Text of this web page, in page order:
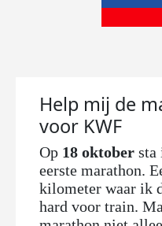
Help mij de
voor KWF
Op 18 oktober sta
eerste marathon.
kilometer waar ik
hard voor train.